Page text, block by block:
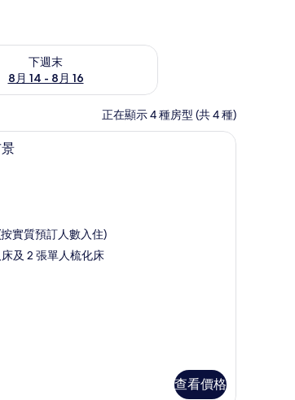
下週末
8月 14 - 8月 16
14 - 8月 16的可訂空房
正在顯示 4 種房型 (共 4 種)
電腦工作空間 家庭客房, 城市景 | 迷你吧、房內夾萬、書桌
實質預訂人數入住)
及 2 張單人梳化床
查看價格